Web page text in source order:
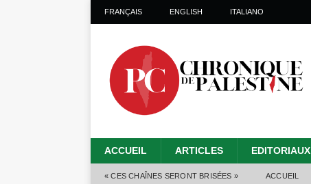
FRANÇAIS ENGLISH ITALIANO
ACCUEIL ARTICLES EDITORIAUX
« CES CHAÎNES SERONT BRISÉES » ACCUEIL